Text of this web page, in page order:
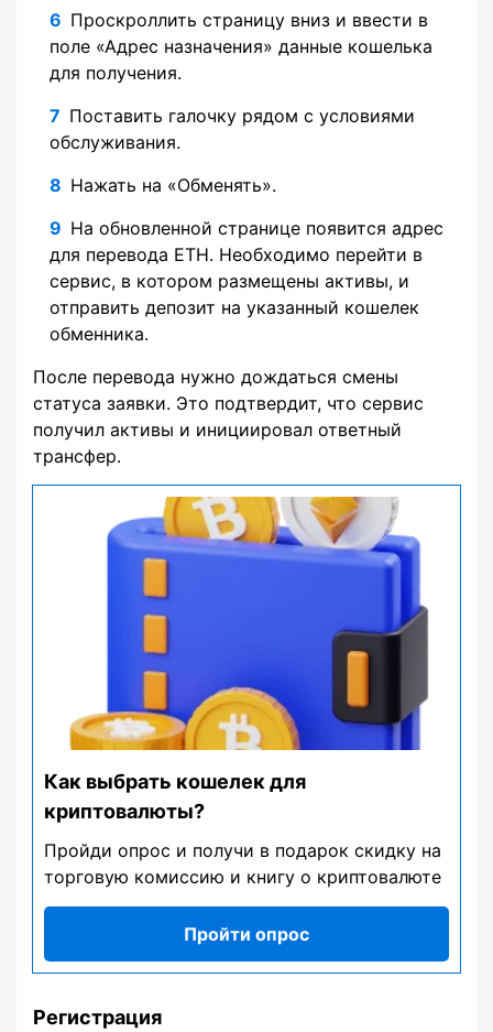
Проскроллить страницу вниз и ввести в
поле «Адрес назначения» данные кошелька
для получения.
Поставить галочку рядом с условиями
обслуживания.
Нажать на «Обменять».
На обновленной странице появится адрес
для перевода ETH. Необходимо перейти в
сервис, в котором размещены активы, и
отправить депозит на указанный кошелек
обменника.
После перевода нужно дождаться смены
статуса заявки. Это подтвердит, что сервис
получил активы и инициировал ответный
трансфер.
Как выбрать кошелек для
криптовалюты?
Пройди опрос и получи в подарок скидку на
торговую комиссию и книгу о криптовалюте
Пройти опрос
Регистрация